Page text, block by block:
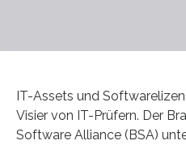
IT-Assets und
Visier von IT-Prüfern. Der
Software Alliance (BSA)